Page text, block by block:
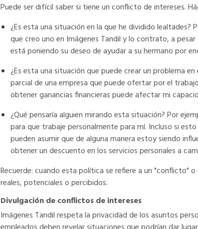
Puede ser difícil saber si tiene un conflicto de intereses.
¿Es esta una situación en la que he dividido
que creo uno en Imágenes Tandil y lo contrato, a
está poniendo su deseo de ayudar a su hermano por
¿Es esta una situación que puede crear un problema
parcial de una empresa que puede ofertar por el
obtener ganancias financieras puede afectar mi
¿Qué pensaría alguien mirando esta situación? Por
para que trabaje personalmente para mí. Incluso si
pueden asumir que de alguna manera estoy siendo
obtener un descuento en los servicios personales a
Recuerde: cuando esta política se refiere a un "conflicto"
reales, potenciales o percibidos.
Divulgación de conflictos de intereses
Imágenes Tandil respeta la privacidad de los asuntos